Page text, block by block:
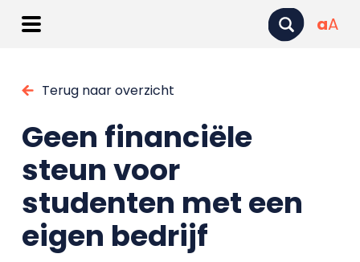
aA
Terug naar overzicht
Geen financiële
steun voor
studenten met een
eigen bedrijf